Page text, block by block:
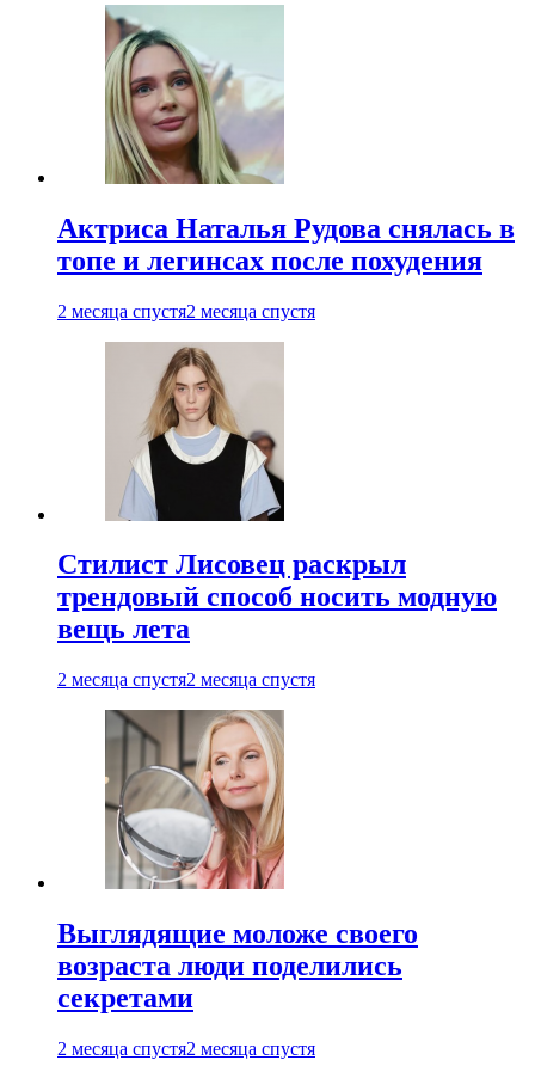
Актриса Наталья Рудова снялась в
топе и легинсах после похудения
2 месяца спустя2 месяца спустя
Стилист Лисовец раскрыл
трендовый способ носить модную
вещь лета
2 месяца спустя2 месяца спустя
Выглядящие моложе своего
возраста люди поделились
секретами
2 месяца спустя2 месяца спустя